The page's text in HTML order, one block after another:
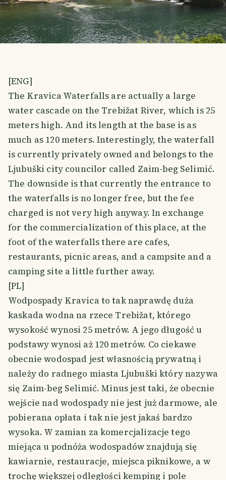
[ENG]
The Kravica Waterfalls are actually a large
water cascade on the Trebižat River, which is 25
meters high. And its length at the base is as
much as 120 meters. Interestingly, the waterfall
is currently privately owned and belongs to the
Ljubuški city councilor called Zaim-beg Selimić.
The downside is that currently the entrance to
the waterfalls is no longer free, but the fee
charged is not very high anyway. In exchange
for the commercialization of this place, at the
foot of the waterfalls there are cafes,
restaurants, picnic areas, and a campsite and a
camping site a little further away.
[PL]
Wodpospady Kravica to tak naprawdę duża
kaskada wodna na rzece Trebižat, którego
wysokość wynosi 25 metrów. A jego długość u
podstawy wynosi aż 120 metrów. Co ciekawe
obecnie wodospad jest własnością prywatną i
należy do radnego miasta Ljubuški który nazywa
się Zaim-beg Selimić. Minus jest taki, że obecnie
wejście nad wodospady nie jest już darmowe, ale
pobierana opłata i tak nie jest jakaś bardzo
wysoka. W zamian za komercjalizacje tego
miejąca u podnóża wodospadów znajdują się
kawiarnie, restauracje, miejsca piknikowe, a w
trochę większej odległości kemping i pole